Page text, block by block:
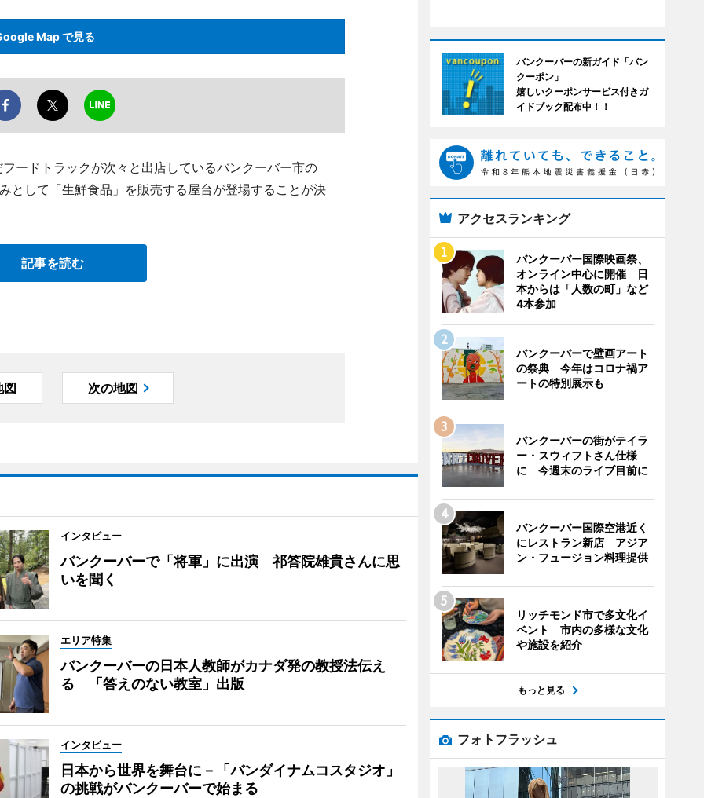
Map で見る
ードトラックが次々と出店しているバンクーバー市の
として「生鮮食品」を販売する屋台が登場することが決
記事を読む
図 次の地図
インタビュー
バンクーバーで「将軍」に出演 祁答院雄貴さんに思
いを聞く
エリア特集
バンクーバーの日本人教師がカナダ発の教授法伝え
る 「答えのない教室」出版
インタビュー
日本から世界を舞台に－「バンダイナムコスタジオ」
の挑戦がバンクーバーで始まる
バンクーバーの新ガイド「バン
クーポン」
嬉しいクーポンサービス付きガ
イドブック配布中！！
アクセスランキング
バンクーバー国際映画祭、
オンライン中心に開催 日
本からは「人数の町」など
4本参加
バンクーバーで壁画アート
の祭典 今年はコロナ禍ア
ートの特別展示も
バンクーバーの街がテイラ
ー・スウィフトさん仕様
に 今週末のライブ目前に
バンクーバー国際空港近く
にレストラン新店 アジア
ン・フュージョン料理提供
リッチモンド市で多文化イ
ベント 市内の多様な文化
や施設を紹介
もっと見る
フォトフラッシュ